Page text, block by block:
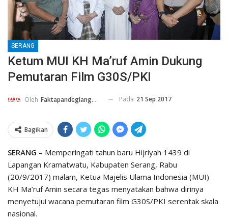
SERANG
Ketum MUI KH Ma’ruf Amin Dukung
Pemutaran Film G30S/PKI
Oleh Faktapandeglang.co.id Pada 21 Sep 2017
Bagikan
SERANG – Memperingati tahun baru Hijriyah 1439 di
Lapangan Kramatwatu, Kabupaten Serang, Rabu
(20/9/2017) malam, Ketua Majelis Ulama Indonesia (MUI)
KH Ma’ruf Amin secara tegas menyatakan bahwa dirinya
menyetujui wacana pemutaran film G30S/PKI serentak skala
nasional.